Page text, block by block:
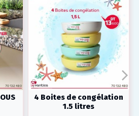
4 Boites de congélation
1.5 litres